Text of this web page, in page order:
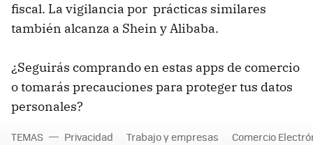
fiscal. La vigilancia por prácticas similares
también alcanza a Shein y Alibaba.
¿Seguirás comprando en estas apps de comercio
o tomarás precauciones para proteger tus datos
personales?
TEMAS Privacidad Trabajo y empresas Comercio